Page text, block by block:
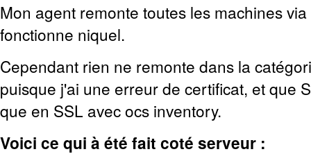
Mon agent remonte toutes les machines
fonctionne niquel.
Cependant rien ne remonte dans la
puisque j'ai une erreur de certificat, et que
que en SSL avec ocs inventory.
Voici ce qui à été fait coté serveur :